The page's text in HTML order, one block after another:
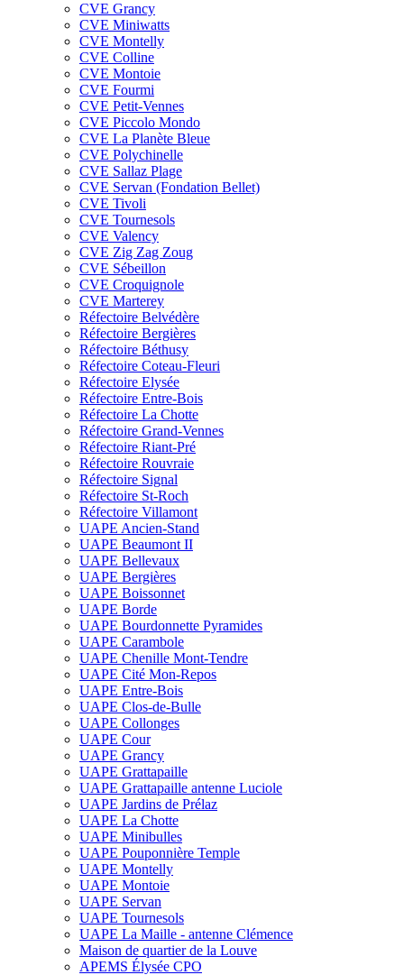
CVE Grancy
CVE Miniwatts
CVE Montelly
CVE Colline
CVE Montoie
CVE Fourmi
CVE Petit-Vennes
CVE Piccolo Mondo
CVE La Planète Bleue
CVE Polychinelle
CVE Sallaz Plage
CVE Servan (Fondation Bellet)
CVE Tivoli
CVE Tournesols
CVE Valency
CVE Zig Zag Zoug
CVE Sébeillon
CVE Croquignole
CVE Marterey
Réfectoire Belvédère
Réfectoire Bergières
Réfectoire Béthusy
Réfectoire Coteau-Fleuri
Réfectoire Elysée
Réfectoire Entre-Bois
Réfectoire La Chotte
Réfectoire Grand-Vennes
Réfectoire Riant-Pré
Réfectoire Rouvraie
Réfectoire Signal
Réfectoire St-Roch
Réfectoire Villamont
UAPE Ancien-Stand
UAPE Beaumont II
UAPE Bellevaux
UAPE Bergières
UAPE Boissonnet
UAPE Borde
UAPE Bourdonnette Pyramides
UAPE Carambole
UAPE Chenille Mont-Tendre
UAPE Cité Mon-Repos
UAPE Entre-Bois
UAPE Clos-de-Bulle
UAPE Collonges
UAPE Cour
UAPE Grancy
UAPE Grattapaille
UAPE Grattapaille antenne Luciole
UAPE Jardins de Prélaz
UAPE La Chotte
UAPE Minibulles
UAPE Pouponnière Temple
UAPE Montelly
UAPE Montoie
UAPE Servan
UAPE Tournesols
UAPE La Maille - antenne Clémence
Maison de quartier de la Louve
APEMS Élysée CPO